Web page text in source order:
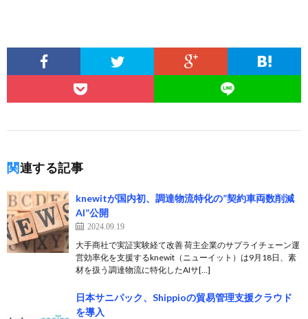
関連する記事
knewitが国内初、調達物流特化の”契約車両数削減
AI”公開
2024.09.19
大手商社で実証実験経て改善 荷主企業のサプライチェーン運
営効率化を支援するknewit（ニューイット）は9月18日、素
材を扱う調達物流に特化したAIサ[…]
日本サニパック、Shippioの貿易管理支援クラウド
を導入